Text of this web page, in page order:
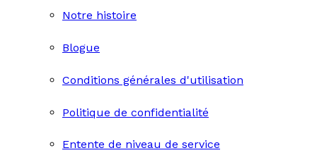
Notre histoire
Blogue
Conditions générales d'utilisation
Politique de confidentialité
Entente de niveau de service